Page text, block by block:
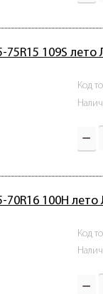
109S лето
Код
100H лето
Код